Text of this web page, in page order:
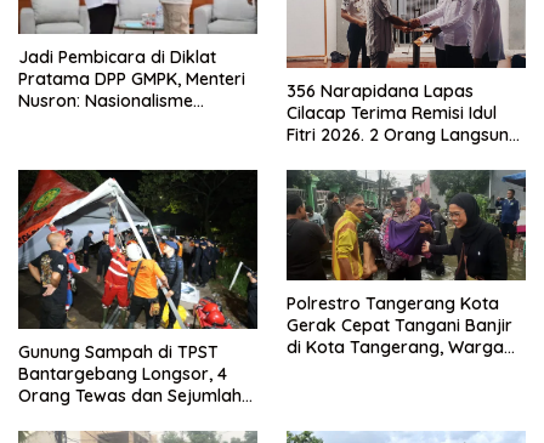
Jadi Pembicara di Diklat
Pratama DPP GMPK, Menteri
Nusron: Nasionalisme
356 Narapidana Lapas
Cilacap Terima Remisi Idul
Fitri 2026. 2 Orang Langsung
Gunung Sampah di TPST
Bantargebang Longsor, 4
Orang Tewas dan Sejumlah
Polrestro Tangerang Kota
Gerak Cepat Tangani Banjir
di Kota Tangerang, Warga